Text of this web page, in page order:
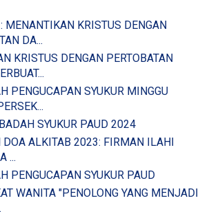
MENANTIKAN KRISTUS DENGAN
DA...
KRISTUS DENGAN PERTOBATAN
PENGUCAPAN SYUKUR MINGGU
SYUKUR PAUD 2024
DOA ALKITAB 2023: FIRMAN ILAHI
...
PENGUCAPAN SYUKUR PAUD
WANITA "PENOLONG YANG MENJADI